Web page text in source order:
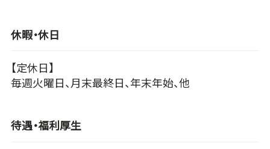
休暇・休日
【定休日】
毎週火曜日、月末最終日、年末年始、他
待遇・福利厚生